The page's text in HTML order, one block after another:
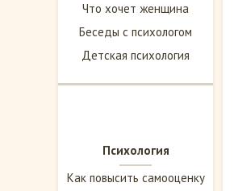
Что хочет женщина
Беседы с психологом
Детская психология
Психология
Как повысить самооценку